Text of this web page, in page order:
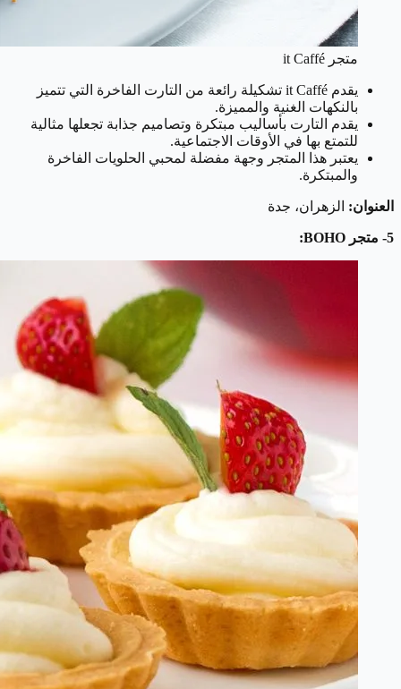
متجر it Caffé
يقدم it Caffé تشكيلة رائعة من التارت الفاخرة التي تتميز
بالنكهات الغنية والمميزة.
يقدم التارت بأساليب مبتكرة وتصاميم جذابة تجعلها مثالية
للتمتع بها في الأوقات الاجتماعية.
يعتبر هذا المتجر وجهة مفضلة لمحبي الحلويات الفاخرة
والمبتكرة.
العنوان: الزهران، جدة
5- متجر BOHO: